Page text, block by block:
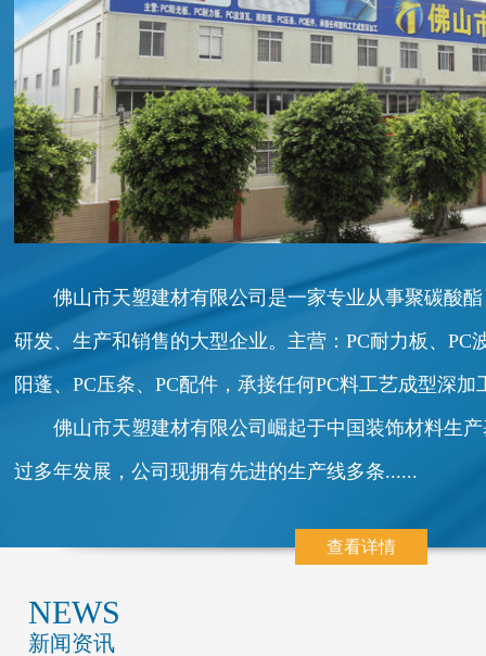
佛山市天塑建材有限公司是一家专业从事聚碳酸
研发、生产和销售的大型企业。主营：PC耐力板、PC
阳蓬、PC压条、PC配件，承接任何PC料工艺成型深加
佛山市天塑建材有限公司崛起于中国装饰材料生
过多年发展，公司现拥有先进的生产线多条......
查看详情
NEWS
新闻资讯